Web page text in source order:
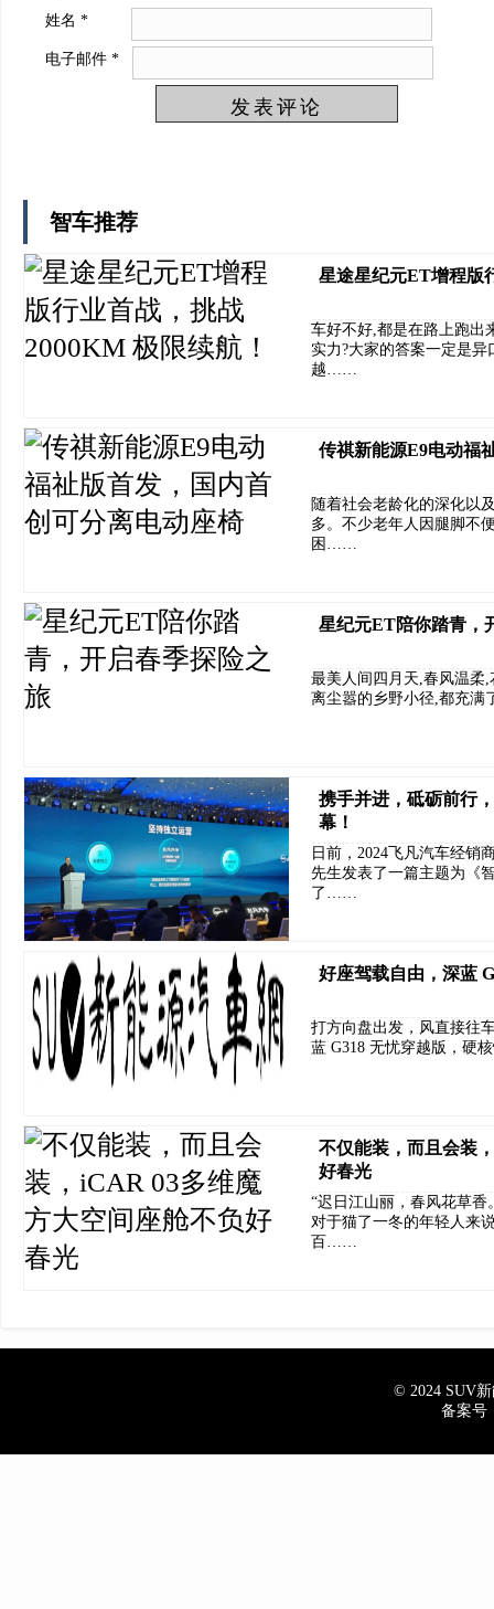
姓名 *
电子邮件 *
智车推荐
星途星纪元ET增程版
车好不好,都是在路上跑出
实力?大家的答案一定是异
越……
传祺新能源E9电动福
随着社会老龄化的深化以
多。不少老年人因腿脚不
困……
星纪元ET陪你踏青，
最美人间四月天,春风温柔
离尘嚣的乡野小径,都充
携手并进，砥砺前行
幕！
日前，2024飞凡汽车经销
先生发表了一篇主题为《
了……
好座驾载自由，深蓝
打方向盘出发，风直接往
蓝 G318 无忧穿越版，硬
不仅能装，而且会装
好春光
“迟日江山丽，春风花草
对于猫了一冬的年轻人来
百……
© 2024 SUV新
备案号